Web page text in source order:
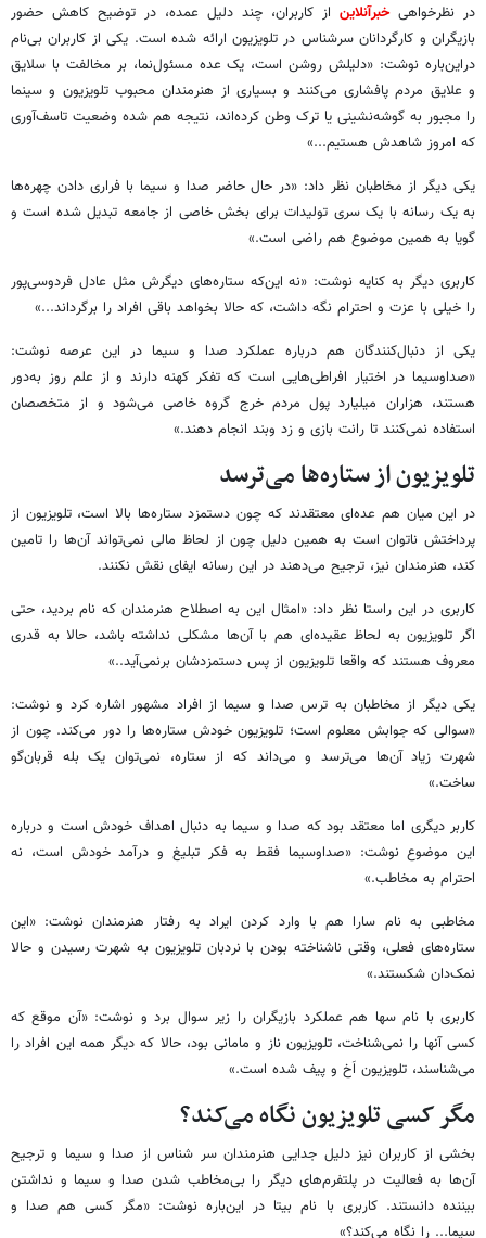
در نظرخواهیخبرآنلاین از کاربران، چند دلیل عمده، در توضیح کاهش حضور
بازیگران و کارگردانان سرشناس در تلویزیون ارائه شده است. یکی از کاربران بی‌نام
دراین‌باره نوشت: «دلیلش روشن است، یک عده مسئول‌نما، بر مخالفت با سلایق
و علایق مردم پافشاری می‌کنند و بسیاری از هنرمندان محبوب تلویزیون و سینما
را مجبور به گوشه‌نشینی یا ترک وطن کرده‌اند، نتیجه هم شده وضعیت تاسف‌آوری
که امروز شاهدش هستیم...»
یکی دیگر از مخاطبان نظر داد: «در حال حاضر صدا و سیما با فراری دادن چهره‌ها
به یک رسانه با یک سری تولیدات برای بخش خاصی از جامعه تبدیل شده است و
گویا به همین موضوع هم راضی است.»
کاربری دیگر به کنایه نوشت: «نه این‌که ستاره‌های دیگرش مثل عادل فردوسی‌پور
را خیلی با عزت و احترام نگه داشت، که حالا بخواهد باقی افراد را برگرداند...»
یکی از دنبال‌کنندگان هم درباره عملکرد صدا و سیما در این عرصه نوشت:
«صداوسیما در اختیار افراطی‌هایی است که تفکر کهنه دارند و از علم روز به‌دور
هستند، هزاران میلیارد پول مردم خرج گروه خاصی می‌شود و از متخصصان
استفاده نمی‌کنند تا رانت بازی و زد وبند انجام دهند.»
تلویزیون از ستاره‌ها می‌ترسد
در این میان هم عده‌ای معتقدند که چون دستمزد ستاره‌ها بالا است، تلویزیون از
پرداختش ناتوان است به همین دلیل چون از لحاظ مالی نمی‌تواند آن‌ها را تامین
کند، هنرمندان نیز، ترجیح می‌دهند در این رسانه ایفای نقش نکنند.
کاربری در این راستا نظر داد: «امثال این به اصطلاح هنرمندان که نام بردید، حتی
اگر تلویزیون به لحاظ عقیده‌ای هم با آن‌ها مشکلی نداشته باشد، حالا به قدری
معروف هستند که واقعا تلویزیون از پس دستمزدشان برنمی‌آید..»
یکی دیگر از مخاطبان به ترس صدا و سیما از افراد مشهور اشاره کرد و نوشت:
«سوالی که جوابش معلوم است؛ تلویزیون خودش ستاره‌ها را دور می‌کند. چون از
شهرت زیاد آن‌ها می‌ترسد و می‌داند که از ستاره، نمی‌توان یک بله قربان‌گو
ساخت.»
کاربر دیگری اما معتقد بود که صدا و سیما به دنبال اهداف خودش است و درباره
این موضوع نوشت: «صداوسیما فقط به فکر تبلیغ و درآمد خودش است، نه
احترام به مخاطب.»
مخاطبی به نام سارا هم با وارد کردن ایراد به رفتار هنرمندان نوشت: «این
ستاره‌های فعلی، وقتی ناشناخته بودن با نردبان تلویزیون به شهرت رسیدن و حالا
نمک‌دان شکستند.»
کاربری با نام سها هم عملکرد بازیگران را زیر سوال برد و نوشت: «آن موقع که
کسی آنها را نمی‌شناخت، تلویزیون ناز و مامانی بود، حالا که دیگر همه این افراد را
می‌شناسند، تلویزیون اَخ و پیف شده است.»
مگر کسی تلویزیون نگاه می‌کند؟
بخشی از کاربران نیز دلیل جدایی هنرمندان سر شناس از صدا و سیما و ترجیح
آن‌ها به فعالیت در پلتفرم‌های دیگر را بی‌مخاطب شدن صدا و سیما و نداشتن
بیننده دانستند. کاربری با نام بیتا در این‌باره نوشت: «مگر کسی هم صدا و
سیما... را نگاه می‌کند؟»